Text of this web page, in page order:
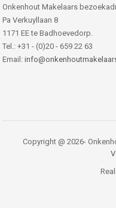
Onkenhout Makelaars
Pa Verkuyllaan 8
1171 EE te Badhoevedorp.
Tel.: +31 - (0)20 - 659 22 63
Email:
Copyright @ 2026-